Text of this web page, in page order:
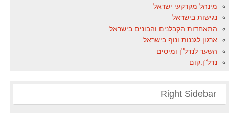
מינהל מקרקעי ישראל
נגישות בישראל
התאחדות הקבלנים והבונים בישראל
ארגון לגננות ונוף בישראל
השער לנדל"ן ומיסים
נדל"ן.קום
Right Sidebar